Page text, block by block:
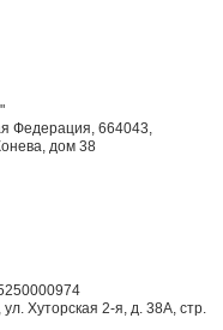
Федерация, 664043,
дом 38
Хуторская 2-я, д. 38А, стр.